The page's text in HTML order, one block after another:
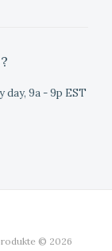
day, 9a - 9p EST
© 2026